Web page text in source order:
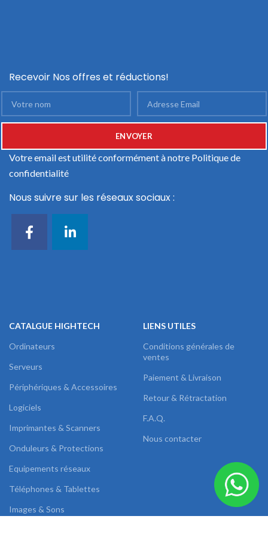
Recevoir Nos offres et réductions!
Votre email est utilité conformément à notre Politique de
confidentialité
Nous suivre sur les réseaux sociaux :
CATALGUE HIGHTECH
Ordinateurs
Serveurs
Périphériques & Accessoires
Logiciels
Imprimantes & Scanners
Onduleurs & Protections
Equipements réseaux
Téléphones & Tablettes
Images & Sons
LIENS UTILES
Conditions générales de
ventes
Paiement & Livraison
Retour & Rétractation
F.A.Q.
Nous contacter